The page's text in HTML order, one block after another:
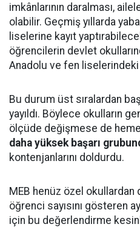
imkânlarının daralması,
olabilir. Geçmiş yıllarda
liselerine kayıt
öğrencilerin devlet
Anadolu ve fen liselerindeki
Bu durum üst sıralardan
yayıldı. Böylece okulların
ölçüde değişmese de
daha yüksek başarı
kontenjanlarını doldurdu.
MEB henüz özel
öğrenci sayısını gösteren
için bu değerlendirme